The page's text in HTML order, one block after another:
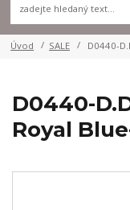
Úvod SALE D0440-
D0440-
Royal